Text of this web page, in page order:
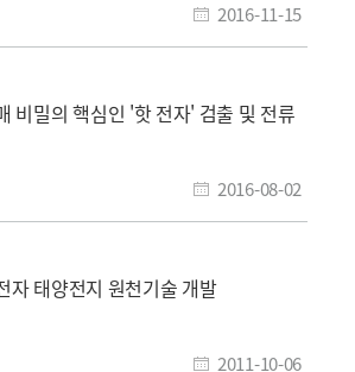
2016-11-15
비밀의 핵심인 '핫 전자' 검출 및 전류
2016-08-02
자 태양전지 원천기술 개발
2011-10-06